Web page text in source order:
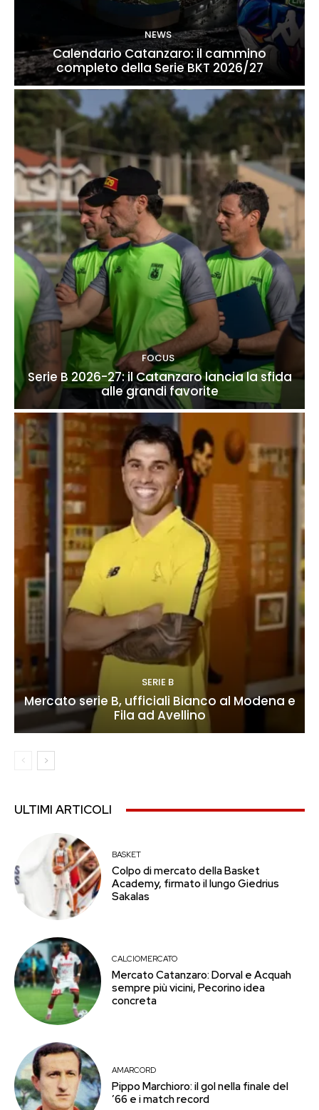
NEWS
Calendario Catanzaro: il cammino
completo della Serie BKT 2026/27
FOCUS
Serie B 2026-27: il Catanzaro lancia la sfida
alle grandi favorite
SERIE B
Mercato serie B, ufficiali Bianco al Modena e
Fila ad Avellino
ULTIMI ARTICOLI
BASKET
Colpo di mercato della Basket
Academy, firmato il lungo Giedrius
Sakalas
CALCIOMERCATO
Mercato Catanzaro: Dorval e Acquah
sempre più vicini, Pecorino idea
concreta
AMARCORD
Pippo Marchioro: il gol nella finale del
’66 e i match record